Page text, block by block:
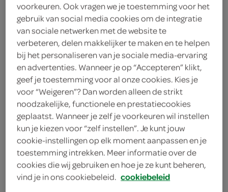
Lokaal Pruimenmoes
900 Gram
0.00 kies je SPAR
Lokaal Vruchtenmoes 100
gram
100 Gram
0.00 kies je SPAR
voorkeuren. Ook vragen we je toestemming voor het
gebruik van social media cookies om de integratie
van sociale netwerken met de website te
verbeteren, delen makkelijker te maken en te helpen
bij het personaliseren van je sociale media-ervaring
en advertenties. Wanneer je op “Accepteren” klikt,
geef je toestemming voor al onze cookies. Kies je
voor “Weigeren”? Dan worden alleen de strikt
noodzakelijke, functionele en prestatiecookies
geplaatst. Wanneer je zelf je voorkeuren wil instellen
kun je kiezen voor “zelf instellen”. Je kunt jouw
cookie-instellingen op elk moment aanpassen en je
toestemming intrekken. Meer informatie over de
cookies die wij gebruiken en hoe je ze kunt beheren,
vind je in ons cookiebeleid. cookiebeleid